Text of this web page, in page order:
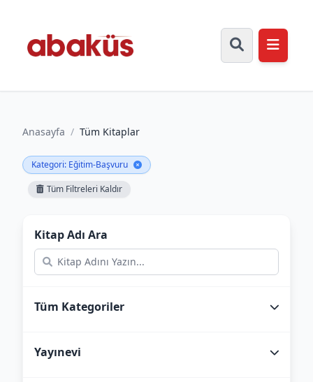
Anasayfa / Tüm Kitaplar
Kategori: Eğitim-Başvuru
Tüm Filtreleri Kaldır
Kitap Adı Ara
Tüm Kategoriler
Yayınevi